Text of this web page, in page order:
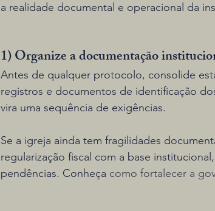
a realidade documental e operacional da
1) Organize a documentação
Antes de qualquer protocolo, consolide
registros e documentos de identificação
vira uma sequência de exigências.
Se a igreja ainda tem fragilidades
regularização fiscal com a base
pendências. Conheça como fortalecer a